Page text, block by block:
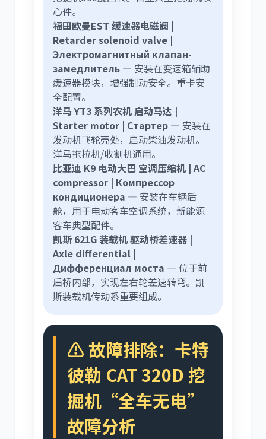
心件。
福田欧曼EST 缓速器电磁阀 |
Retarder solenoid valve |
Электромагнитный клапан-
замедлитель — 安装在变速箱辅助
缓速器模块，增强制动安全。重卡安
全配置。
洋马 YT3 系列农机 启动马达 |
Starter motor | Стартер — 安装在
发动机飞轮壳处，启动柴油发动机。
洋马拖拉机/收割机通用。
比亚迪 K9 电动大巴 空调压缩机 | AC
compressor | Компрессор
кондиционера — 安装在车辆后
舱，用于电动客车空调系统，新能源
客车典型配件。
凯斯 621G 装载机 驱动桥差速器 |
Axle differential |
Дифференциал моста — 位于前
后桥内部，实现左右轮差速转弯。凯
斯装载机传动系重要组成。
⚠️ 故障排除：卡特
彼勒 CAT 320D 挖
掘机“全车无电”
故障分析